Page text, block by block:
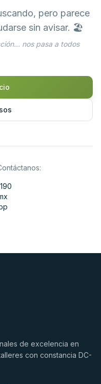
pero parece
sin avisar. 🏖️
nos pasa a todos
de excelencia en
con constancia DC-